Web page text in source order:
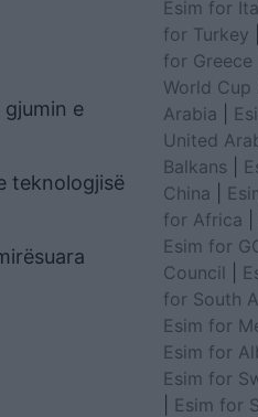
e
teknologjisë
Esim for
for Turkey
for Greece
World Cup
Arabia
United
Balkans
China
for Africa
Esim for
Council
for South
Esim for
Esim for
Esim for
Esim for